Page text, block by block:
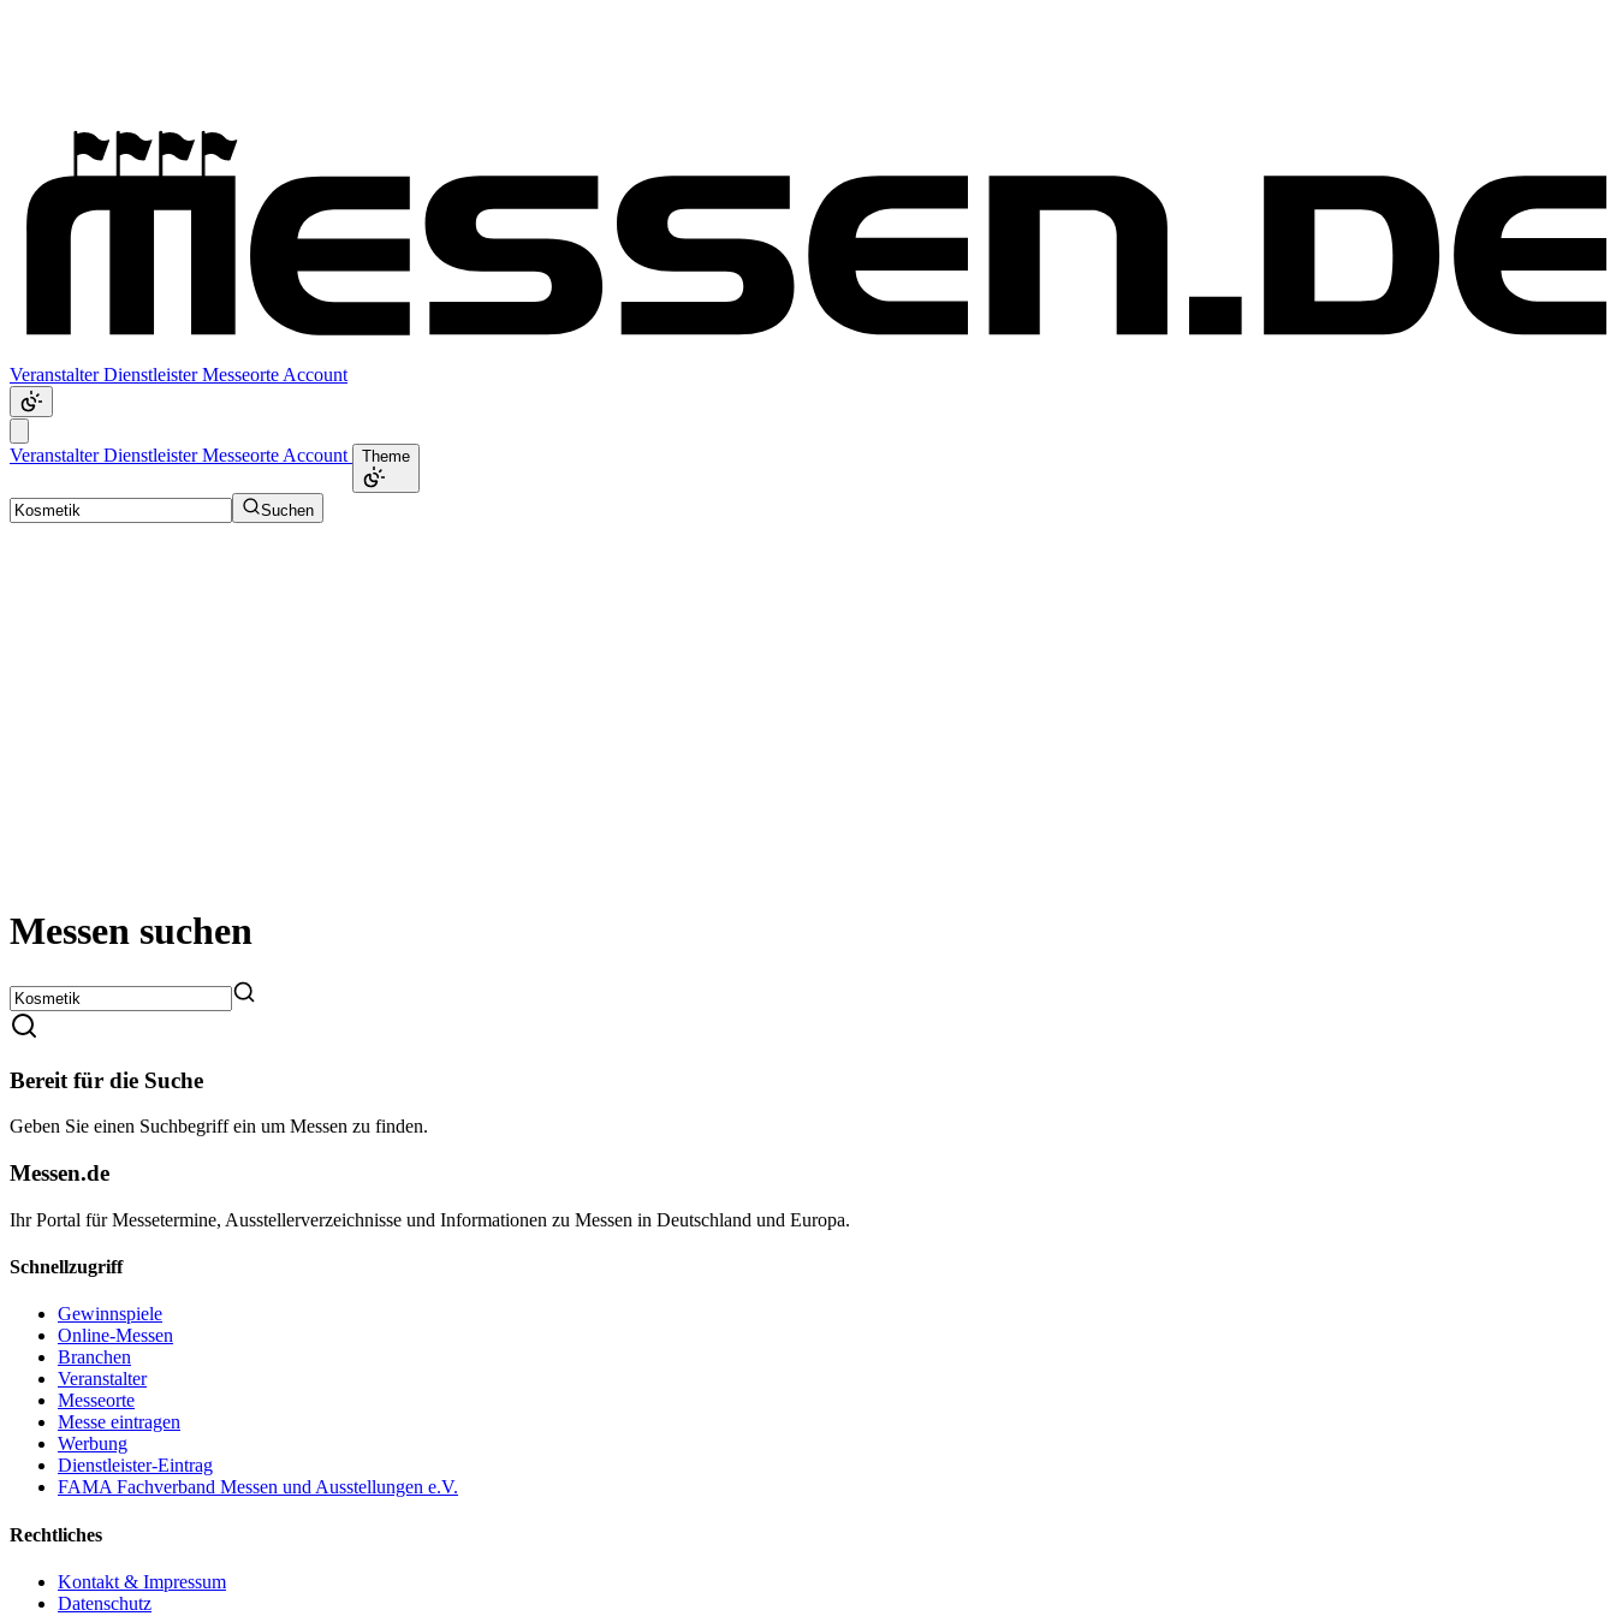
VeranstalterDienstleisterMesseorte Account
VeranstalterDienstleisterMesseorte Account Theme
Suchen
Messen suchen
Bereit für die Suche
Geben Sie einen Suchbegriff ein um Messen zu finden.
Messen.de
Ihr Portal für Messetermine, Ausstellerverzeichnisse und Informationen zu Messen in Deutschland und Europa.
Schnellzugriff
Gewinnspiele
Online-Messen
Branchen
Veranstalter
Messeorte
Messe eintragen
Werbung
Dienstleister-Eintrag
FAMA Fachverband Messen und Ausstellungen e.V.
Rechtliches
Kontakt & Impressum
Datenschutz